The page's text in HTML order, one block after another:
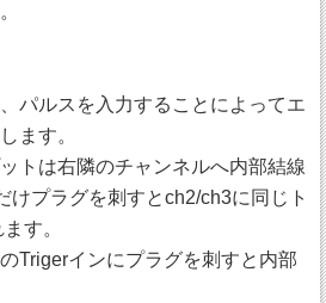
パルスを入力することによってエ
ます。
トは右隣のチャンネルへ内部結線
けプラグを刺すとch2/ch3に同じト
す。
Trigerインにプラグを刺すと内部